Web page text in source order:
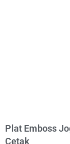
Plat Emboss
Cetak